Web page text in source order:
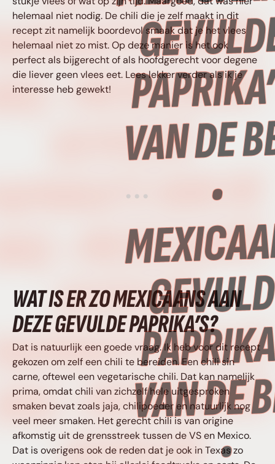
VAN DE
• MEXICAANS
GEVULDE
VAN DE
• MEXICAANS
GEVULDE
VAN DE
• MEXICAANS
helemaal niet nodig. De chili die je zelf maakt in dit
recept zit namelijk boordevol smaak dat je het vlees
helemaal niet zo mist. Op deze manier is het ook
perfect als bijgerecht of als hoofdgerecht voor degene
die liever geen vlees eet. Lees lekker verder als ik je
interesse heb gewekt!
WAT IS ER ZO MEXICAANS AAN
DEZE GEVULDE PAPRIKA’S?
Dat is natuurlijk een goede vraag. Ik heb voor dit recept
gekozen om zelf een chili te bereiden. Een chili sin
carne, oftewel een vegetarische chili. Dat kan namelijk
prima, omdat chili van zichzelf hele uitgesproken
smaken bevat zoals jaja, chilipoeder en natuurlijk nog
veel meer smaken. Het gerecht chili is van origine
afkomstig uit de grensstreek tussen de VS en Mexico.
Dat is overigens ook de reden dat je ook in Texas zo